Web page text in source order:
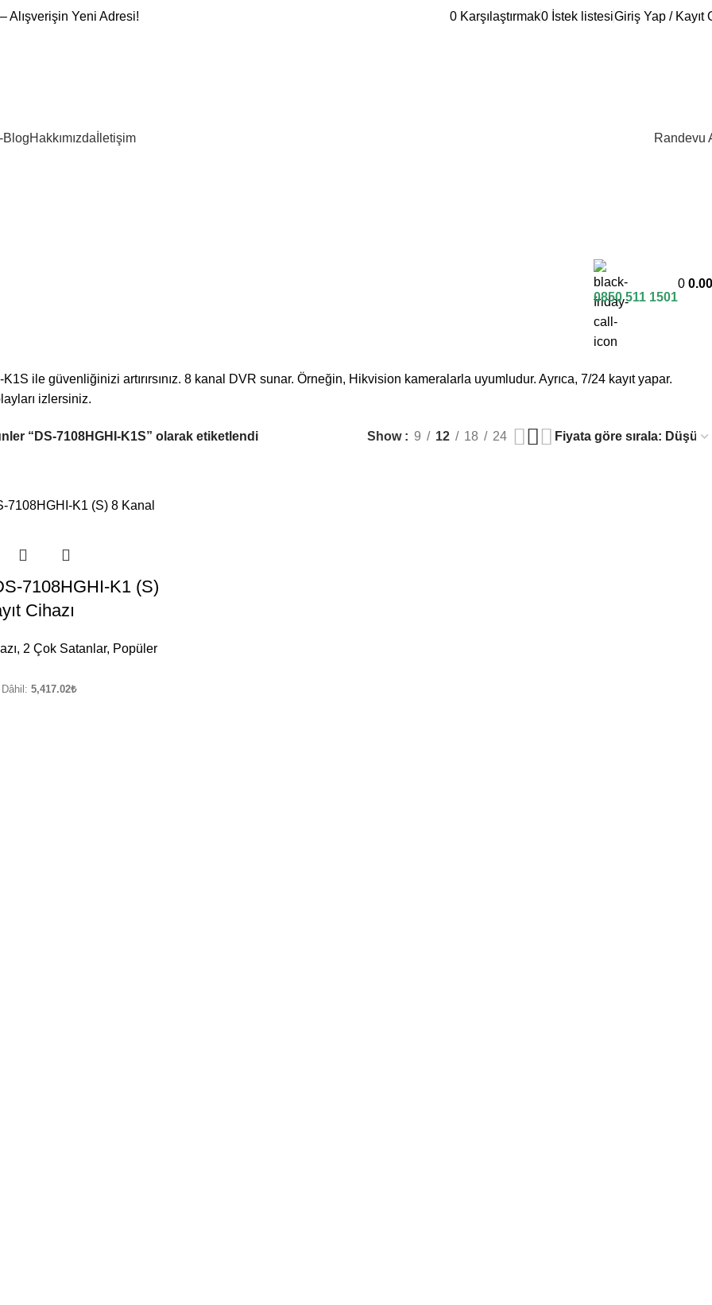
Alışverişin Yeni Adresi! 0 Karşılaştırmak0 İstek listesiGiriş Yap / Kayıt
BlogHakkımızda İletişim Randevu
0850 511 1501
0 0.00
ile güvenliğinizi artırırsınız. 8 kanal DVR sunar. Örneğin, Hikvision kameralarla uyumludur. Ayrıca, 7/24 kayıt yapar.
izlersiniz.
“DS-7108HGHI-K1S” olarak etiketlendi Show 9 12 18 24
7108HGHI-K1 (S)
Cihazı
, 2 Çok Satanlar, Popüler
5,417.02₺